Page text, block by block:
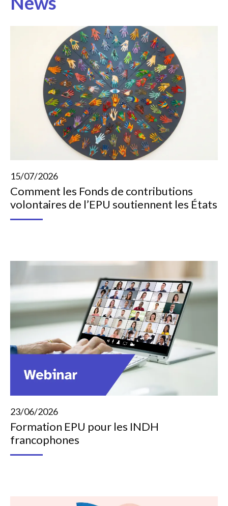
15/07/2026
Comment les Fonds de contributions
volontaires de l’EPU soutiennent les États
23/06/2026
Formation EPU pour les INDH
francophones